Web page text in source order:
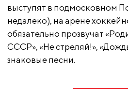
выступят в подмосковном
недалеко), на арене
обязательно прозвучат
СССР», «Не стреляй!»,
знаковые песни.